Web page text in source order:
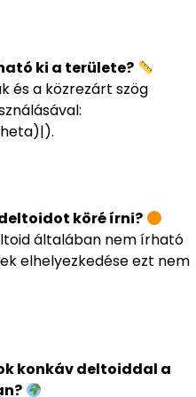
ki a területe?
és a közrezárt szög
köré írni?
általában nem írható
elhelyezkedése ezt nem
konkáv deltoiddal a